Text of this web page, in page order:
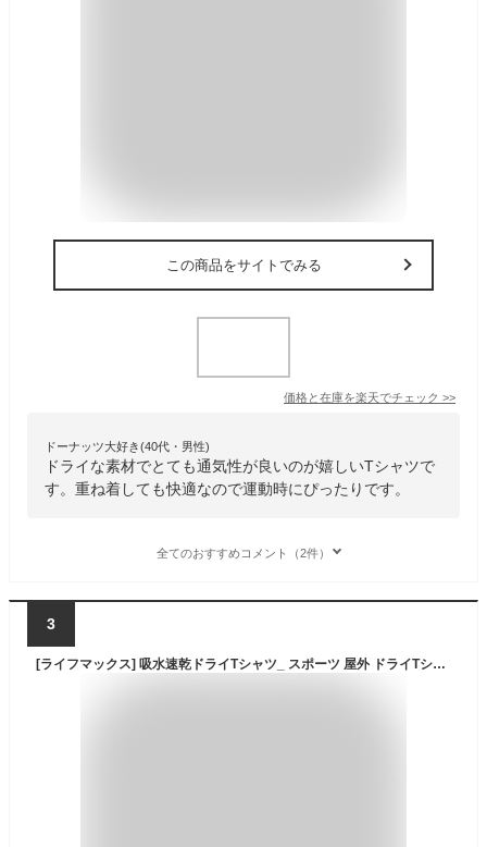
この商品をサイトでみる
価格と在庫を楽天でチェック >>
ドーナッツ大好き(40代・男性)
ドライな素材でとても通気性が良いのが嬉しいTシャツで
す。重ね着しても快適なので運動時にぴったりです。
全てのおすすめコメント（2件）
3
[ライフマックス] 吸水速乾ドライTシャツ_ スポーツ 屋外 ドライTシャツ ロイヤルブルー L